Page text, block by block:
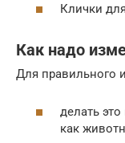
Клички
Как надо
Для правильного
делать
как